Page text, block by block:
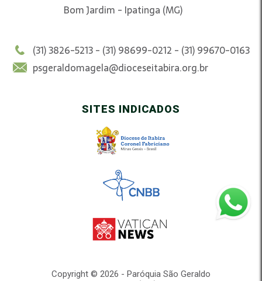
Bom Jardim - Ipatinga (MG)
(31) 3826-5213 - (31) 98699-0212 - (31) 99670-0163
psgeraldomagela@dioceseitabira.org.br
SITES INDICADOS
Copyright © 2026 - Paróquia São Geraldo